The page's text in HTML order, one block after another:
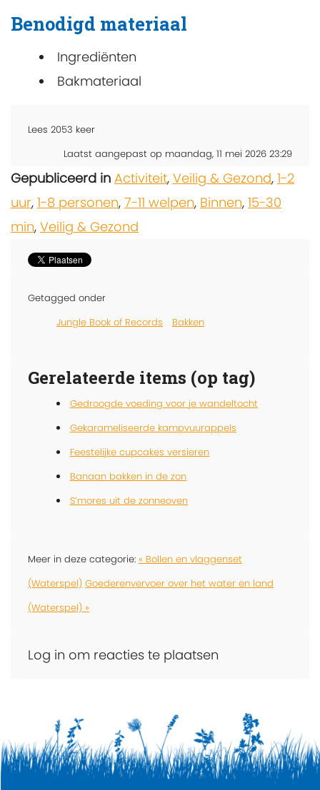
Benodigd materiaal
Ingrediënten
Bakmateriaal
Lees 2053 keer
Laatst aangepast op maandag, 11 mei 2026 23:29
Gepubliceerd in Activiteit, Veilig & Gezond, 1-2
uur, 1-8 personen, 7-11 welpen, Binnen, 15-30
min, Veilig & Gezond
Getagged onder
Jungle Book of Records
Bakken
Gerelateerde items (op tag)
Gedroogde voeding voor je wandeltocht
Gekarameliseerde kampvuurappels
Feestelijke cupcakes versieren
Banaan bakken in de zon
S’mores uit de zonneoven
Meer in deze categorie: « Bollen en vlaggenset
(Waterspel) Goederenvervoer over het water en land
(Waterspel) »
Log in om reacties te plaatsen